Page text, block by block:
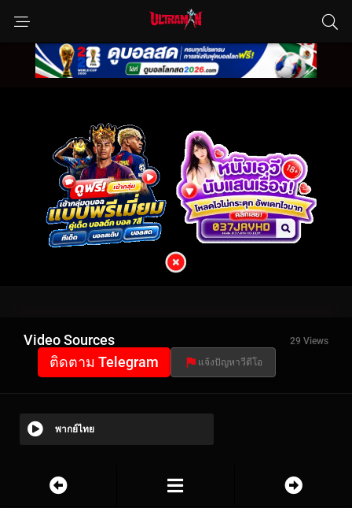
Video Sources 29 Views
ติดตาม Telegram แจ้งปัญหาวีดีโอ
พากย์ไทย